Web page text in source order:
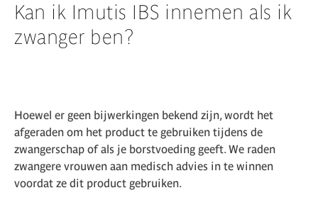
Kan ik Imutis IBS innemen als ik
zwanger ben?
Hoewel er geen bijwerkingen bekend zijn, wordt het
afgeraden om het product te gebruiken tijdens de
zwangerschap of als je borstvoeding geeft. We raden
zwangere vrouwen aan medisch advies in te winnen
voordat ze dit product gebruiken.